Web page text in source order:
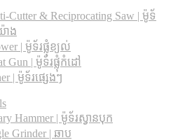
Cutter & Reciprocating Saw​ | ម៉ូទ័
ាង
| ម៉ូទ័រផ្លុំខ្យល់
Gun | ម៉ូទ័រផ្លុំកំដៅ
| ម៉ូទ័រផ្សេងៗ
Hammer | ម៉ូទ័រស្វានបុក
Grinder | ឆាប